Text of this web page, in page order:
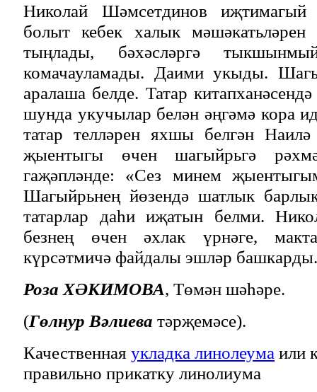
Николай Шәмсетдинов иҗтимагый
болыт кебек халык мәшәкатьләрен
тыңлады, бәхәсләргә
комачауламады. Даими укыды.
аралаша белде. Татар
шунда укучылар белән әңгәмә кора
татар телләрен яхшы белгән
җыентыгы өчен шагыйрьгә
гаҗәпләнде: «Сез минем
Шагыйрьнең йөзендә шатлык
татарлар даһи иҗатын белми.
безнең өчен әхлак үрнәге,
күрсәтмичә файдалы эшләр башкарды.
Роза ХӘКИМОВА, Төмән шәһәре.
(Гөлнур Вәлиева тәрҗемәсе).
Качественная укладка линолеума или
правильно прикатку линолиума